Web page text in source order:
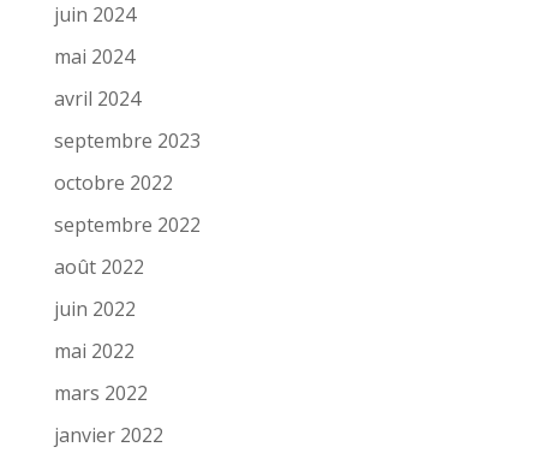
juin 2024
mai 2024
avril 2024
septembre 2023
octobre 2022
septembre 2022
août 2022
juin 2022
mai 2022
mars 2022
janvier 2022